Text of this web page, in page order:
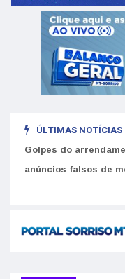
ÚLTIMAS NOTÍCIAS
anúncios falsos de
Como funciona o
do Utente e número